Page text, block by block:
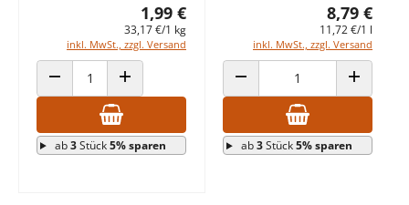
1,99 €
33,17 €/1 kg
inkl. MwSt., zzgl. Versand
ANZAHL VERRINGERNANZAHL ERHÖHEN
ab3Stück5% sparen
8,79 €
11,72 €/1 l
inkl. MwSt., zzgl. Versand
ANZAHL VERRINGERN ANZAHL
ab3Stück5% sparen